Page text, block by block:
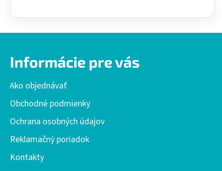
Informácie pre vás
Ako objednávať
Obchodné podmienky
Ochrana osobných údajov
Reklamačný poriadok
Kontakty